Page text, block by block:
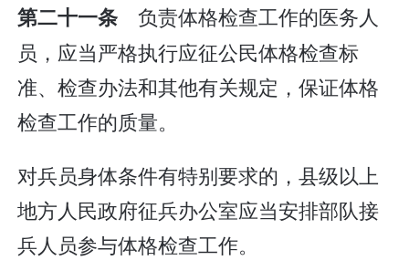
第二十一条 负责体格检查工作的医务人
员，应当严格执行应征公民体格检查标
准、检查办法和其他有关规定，保证体格
检查工作的质量。
对兵员身体条件有特别要求的，县级以上
地方人民政府征兵办公室应当安排部队接
兵人员参与体格检查工作。